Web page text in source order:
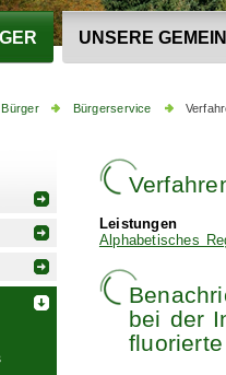
UNSERE
Bürgerservice
Leistungen
Alphabetisches
bei der